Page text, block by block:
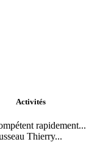
Activités
rapidement...
Thierry...